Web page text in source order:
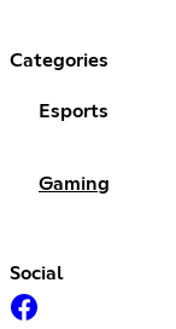
Categories
Esports
Gaming
Social